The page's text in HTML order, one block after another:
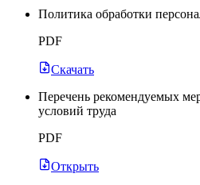
Политика обработки
PDF
Скачать
Перечень рекомендуемых
условий труда
PDF
Открыть